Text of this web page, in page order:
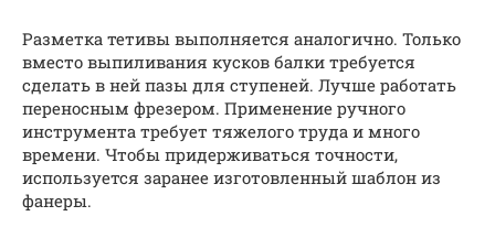
Разметка тетивы выполняется аналогично. Только
вместо выпиливания кусков балки требуется
сделать в ней пазы для ступеней. Лучше работать
переносным фрезером. Применение ручного
инструмента требует тяжелого труда и много
времени. Чтобы придерживаться точности,
используется заранее изготовленный шаблон из
фанеры.